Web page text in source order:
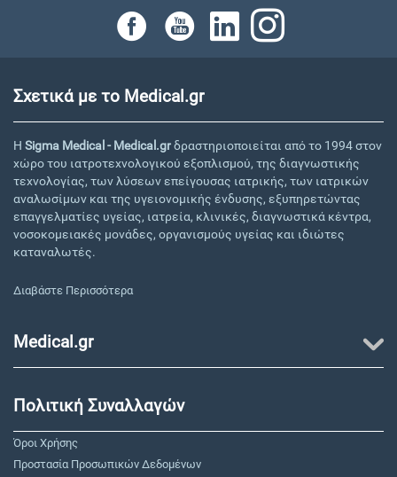
Σχετικά με το Medical.gr
Η Sigma Medical - Medical.grδραστηριοποιείται από το 1994 στον
χώρο του ιατροτεχνολογικού εξοπλισμού, της διαγνωστικής
τεχνολογίας, των λύσεων επείγουσας ιατρικής, των ιατρικών
αναλωσίμων και της υγειονομικής ένδυσης, εξυπηρετώντας
επαγγελματίες υγείας, ιατρεία, κλινικές, διαγνωστικά κέντρα,
νοσοκομειακές μονάδες, οργανισμούς υγείας και ιδιώτες
καταναλωτές.
Διαβάστε Περισσότερα
Medical.gr
Πολιτική Συναλλαγών
Όροι Χρήσης
Προστασία Προσωπικών Δεδομένων